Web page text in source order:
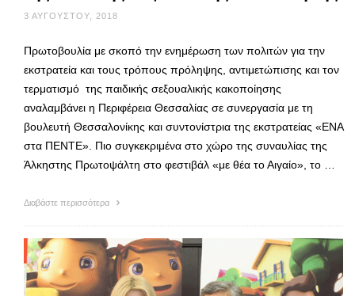
3 ΑΥΓΟΎΣΤΟΥ, 2018
Πρωτοβουλία με σκοπό την ενημέρωση των πολιτών για την
εκστρατεία και τους τρόπους πρόληψης, αντιμετώπισης και τον
τερματισμό της παιδικής σεξουαλικής κακοποίησης
αναλαμβάνει η Περιφέρεια Θεσσαλίας σε συνεργασία με τη
βουλευτή Θεσσαλονίκης και συντονίστρια της εκστρατείας «ΕΝΑ
στα ΠΕΝΤΕ». Πιο συγκεκριμένα στο χώρο της συναυλίας της
Άλκηστης Πρωτοψάλτη στο φεστιβάλ «με θέα το Αιγαίο», το …
Διαβάστε περισσότερα